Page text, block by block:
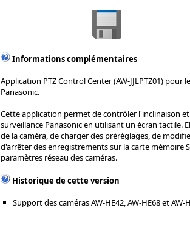
Informations complémentaires
Application PTZ Control Center (AW-JJLPTZ01) pour
Panasonic.
Cette application permet de contrôler l'inclinaison
surveillance Panasonic en utilisant un écran tactile.
de la caméra, de charger des préréglages, de
d'arrêter des enregistrements sur la carte mémoire
paramètres réseau des caméras.
Historique de cette version
Support des caméras AW-HE42, AW-HE68 et AW-